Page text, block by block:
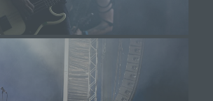
Person, Behörde, Einrichtung oder
die personenbezogene Daten im
Verantwortlichen verarbeitet.